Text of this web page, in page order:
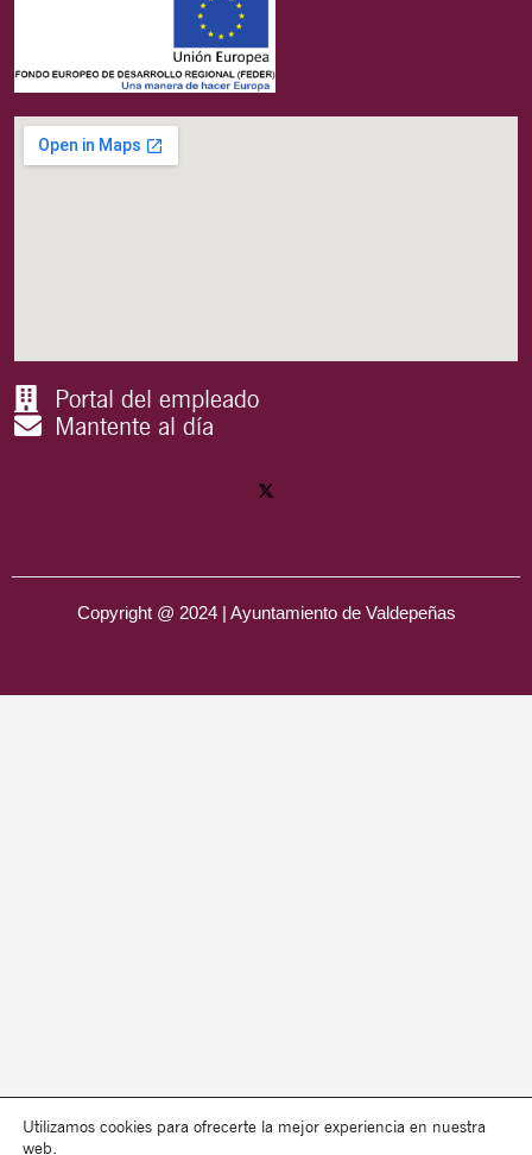
Portal del empleado
Mantente al día
Copyright @ 2024 | Ayuntamiento de Valdepeñas
Utilizamos cookies para ofrecerte la mejor experiencia en nuestra
web.